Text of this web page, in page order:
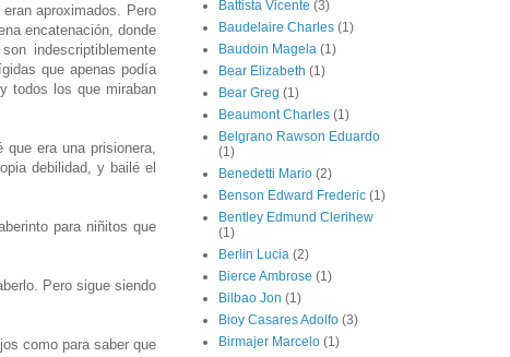
aproximados. Pero
encatenación, donde
indescriptiblemente
que apenas podía
todos los que miraban
era una prisionera,
debilidad, y bailé el
para niñitos que
Pero sigue siendo
como para saber que
Battista Vicente (3)
Baudelaire Charles (1)
Baudoin Magela (1)
Bear Elizabeth (1)
Bear Greg (1)
Beaumont Charles (1)
Belgrano Rawson Eduardo
(1)
Benedetti Mario (2)
Benson Edward Frederic (1)
Bentley Edmund Clerihew
(1)
Berlin Lucia (2)
Bierce Ambrose (1)
Bilbao Jon (1)
Bioy Casares Adolfo (3)
Birmajer Marcelo (1)